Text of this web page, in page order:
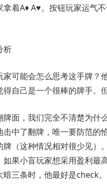
着A♦ A♥。按钮玩家运气
析
家可能会怎么思考这手牌？
自己是一个很棒的牌手。
牌面，我们完全不清楚为什
击中了翻牌，唯一要防范的
牌（这种情况相对很少见）
如果小盲玩家想采用盈利最
三条时，他最好是check。